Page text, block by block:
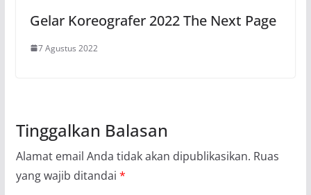
Gelar Koreografer 2022 The Next Page
7 Agustus 2022
Tinggalkan Balasan
Alamat email Anda tidak akan dipublikasikan. Ruas
yang wajib ditandai *